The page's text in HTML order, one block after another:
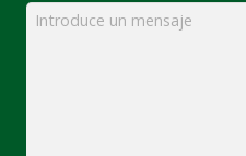
Mensaje